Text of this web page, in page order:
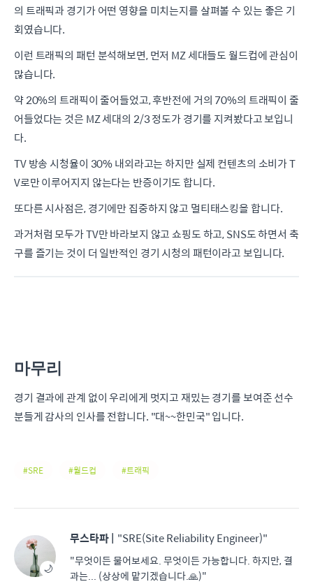
의 트래픽과 경기가 어떤 영향을 미치는지를 살펴볼 수 있는 좋은 기
회였습니다.
이런 트래픽의 패턴 분석해보면, 먼저 MZ 세대들도 월드컵에 관심이
많습니다.
약 20%의 트래픽이 줄어들었고, 후반전에 거의 70%의 트래픽이 줄
어들었다는 것은 MZ 세대의 2/3 정도가 경기를 지켜봤다고 보입니
다.
TV 방송 시청율이 30% 내외라고는 하지만 실제 컨텐츠의 소비가 T
V로만 이루어지지 않는다는 반증이기도 합니다.
또다른 시사점은, 경기에만 집중하지 않고 멀티태스킹을 합니다.
과거처럼 모두가 TV만 바라보지 않고 쇼핑도 하고, SNS도 하면서 축
구를 즐기는 것이 더 일반적인 경기 시청의 패턴이라고 보입니다.
마무리
경기 결과에 관계 없이 우리에게 멋지고 재밌는 경기를 보여준 선수
분들게 감사의 인사를 전합니다. "대~~한민국" 입니다.
SRE 월드컵 트래픽
🌙
무스타파| "SRE(Site Reliability Engineer)"
"무엇이든 물어보세요. 무엇이든 가능합니다. 하지만, 결
과는... (상상에 맡기겠습니다.🙏)"